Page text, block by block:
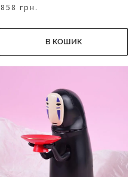
858 грн.
В КОШИК